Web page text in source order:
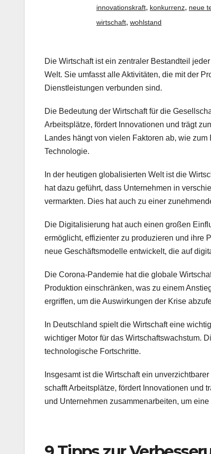
innovationskraft, konkurrenz, neue
wirtschaft, wohlstand
Die Wirtschaft ist ein zentraler Bestandteil
Welt. Sie umfasst alle Aktivitäten, die mit der
Dienstleistungen verbunden sind.
Die Bedeutung der Wirtschaft für die
Arbeitsplätze, fördert Innovationen und trägt
Landes hängt von vielen Faktoren ab, wie
Technologie.
In der heutigen globalisierten Welt ist die
hat dazu geführt, dass Unternehmen in
vermarkten. Dies hat auch zu einer
Die Digitalisierung hat auch einen großen
ermöglicht, effizienter zu produzieren und ihre
neue Geschäftsmodelle entwickelt, die auf
Die Corona-Pandemie hat die globale
Produktion einschränken, was zu einem
ergriffen, um die Auswirkungen der Krise
In Deutschland spielt die Wirtschaft eine
wichtiger Motor für das Wirtschaftswachstum.
technologische Fortschritte.
Insgesamt ist die Wirtschaft ein
schafft Arbeitsplätze, fördert Innovationen und
und Unternehmen zusammenarbeiten, um